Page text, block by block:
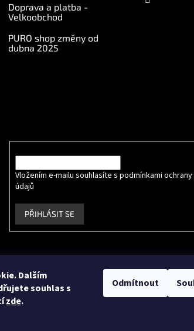
Dalším
souhlas s
zde.
Odmítnout
Doprava a platba -
Velkoobchod
PURO shop změny od
dubna 2025
Vložením e-mailu souhlasíte s podmínkami
údajů
PŘIHLÁSIT SE